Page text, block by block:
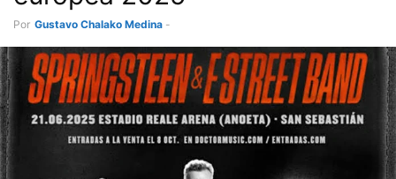
Por Gustavo Chalako Medina -